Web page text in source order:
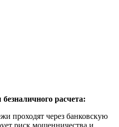
расчета:
проходят через банковскую
риск мошенничества и